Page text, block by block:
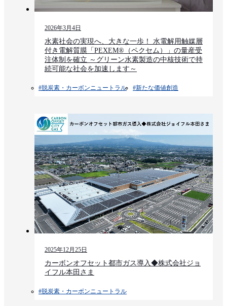
2026年3月4日
水素社会の実現へ、大きな一歩！ 水電解用触媒層
付き電解質膜「PEXEM®（ペクセム）」の量産受
注体制を確立 ～グリーン水素製造の中核技術で持
続可能な社会を加速します～
#脱炭素・カーボンニュートラル #新たな価値創造
2025年12月25日
カーボンオフセット都市ガス導入◆株式会社ジョ
イフル本田さま
#脱炭素・カーボンニュートラル